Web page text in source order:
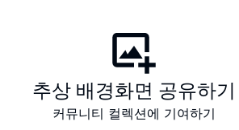
추상 배경화면 공유하기
커뮤니티 컬렉션에 기여하기